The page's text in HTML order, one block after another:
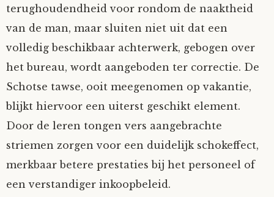
terughoudendheid voor rondom de naaktheid
van de man, maar sluiten niet uit dat een
volledig beschikbaar achterwerk, gebogen over
het bureau, wordt aangeboden ter correctie. De
Schotse tawse, ooit meegenomen op vakantie,
blijkt hiervoor een uiterst geschikt element.
Door de leren tongen vers aangebrachte
striemen zorgen voor een duidelijk schokeffect,
merkbaar betere prestaties bij het personeel of
een verstandiger inkoopbeleid.